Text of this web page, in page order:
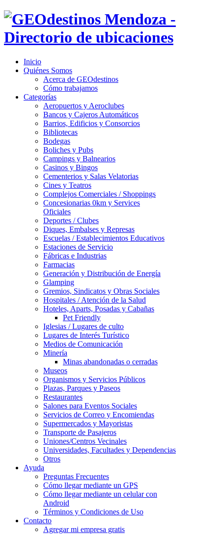
Inicio
Quiénes Somos
Acerca de GEOdestinos
Cómo trabajamos
Categorías
Aeropuertos y Aeroclubes
Bancos y Cajeros Automáticos
Barrios, Edificios y Consorcios
Bibliotecas
Bodegas
Boliches y Pubs
Campings y Balnearios
Casinos y Bingos
Cementerios y Salas Velatorias
Cines y Teatros
Complejos Comerciales / Shoppings
Concesionarias 0km y Services
Oficiales
Deportes / Clubes
Diques, Embalses y Represas
Escuelas / Establecimientos Educativos
Estaciones de Servicio
Fábricas e Industrias
Farmacias
Generación y Distribución de Energía
Glamping
Gremios, Sindicatos y Obras Sociales
Hospitales / Atención de la Salud
Hoteles, Aparts, Posadas y Cabañas
Pet Friendly
Iglesias / Lugares de culto
Lugares de Interés Turístico
Medios de Comunicación
Minería
Minas abandonadas o cerradas
Museos
Organismos y Servicios Públicos
Plazas, Parques y Paseos
Restaurantes
Salones para Eventos Sociales
Servicios de Correo y Encomiendas
Supermercados y Mayoristas
Transporte de Pasajeros
Uniones/Centros Vecinales
Universidades, Facultades y Dependencias
Otros
Ayuda
Preguntas Frecuentes
Cómo llegar mediante un GPS
Cómo llegar mediante un celular con
Android
Términos y Condiciones de Uso
Contacto
Agregar mi empresa gratis